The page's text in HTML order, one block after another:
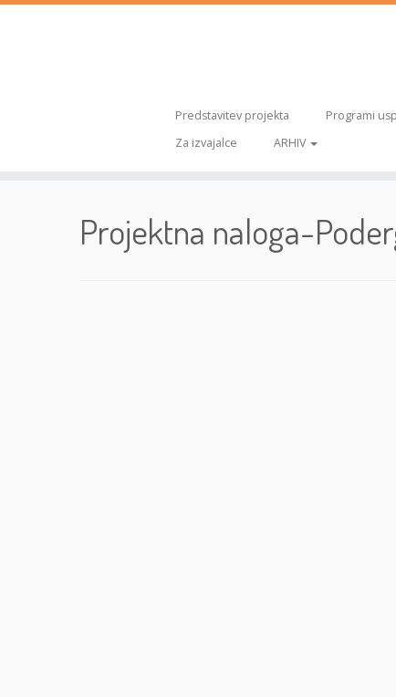
Predstavitev projekta Programi
Za izvajalce
ARHIV
Projektna naloga-